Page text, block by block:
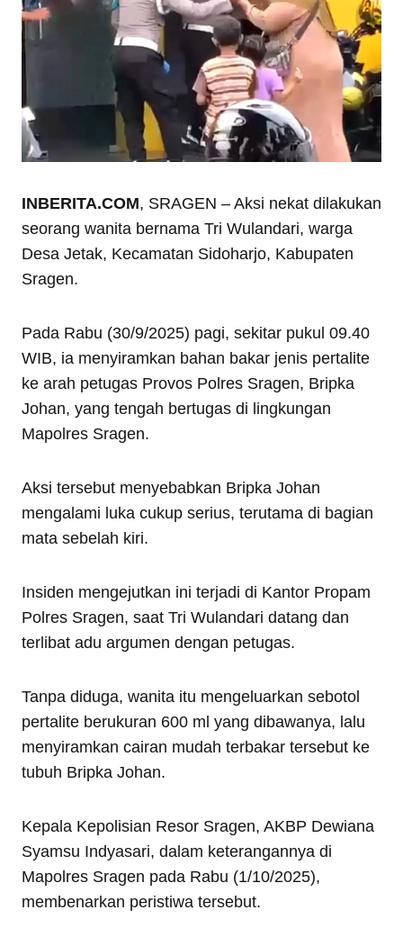
INBERITA.COM, SRAGEN – Aksi nekat dilakukan
seorang wanita bernama Tri Wulandari, warga
Desa Jetak, Kecamatan Sidoharjo, Kabupaten
Sragen.
Pada Rabu (30/9/2025) pagi, sekitar pukul 09.40
WIB, ia menyiramkan bahan bakar jenis pertalite
ke arah petugas Provos Polres Sragen, Bripka
Johan, yang tengah bertugas di lingkungan
Mapolres Sragen.
Aksi tersebut menyebabkan Bripka Johan
mengalami luka cukup serius, terutama di bagian
mata sebelah kiri.
Insiden mengejutkan ini terjadi di Kantor Propam
Polres Sragen, saat Tri Wulandari datang dan
terlibat adu argumen dengan petugas.
Tanpa diduga, wanita itu mengeluarkan sebotol
pertalite berukuran 600 ml yang dibawanya, lalu
menyiramkan cairan mudah terbakar tersebut ke
tubuh Bripka Johan.
Kepala Kepolisian Resor Sragen, AKBP Dewiana
Syamsu Indyasari, dalam keterangannya di
Mapolres Sragen pada Rabu (1/10/2025),
membenarkan peristiwa tersebut.